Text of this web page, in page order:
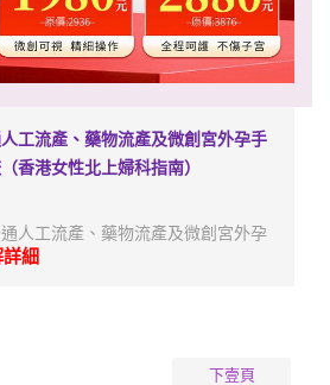
工流產、藥物流產及微創宮外孕手
香港女性北上婦科指南）
人工流產、藥物流產及微創宮外孕
細
下壹頁